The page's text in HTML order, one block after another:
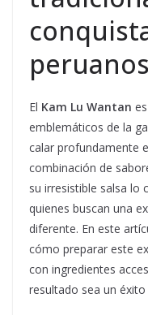
peruanos
El Kam Lu Wantan
emblemáticos de la
calar profundamente
combinación de
su irresistible salsa lo
quienes buscan una
diferente. En este
cómo preparar este
con ingredientes
resultado sea un